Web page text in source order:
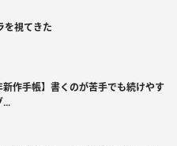
を視てきた
新作手帳】書くのが苦手でも続けやす